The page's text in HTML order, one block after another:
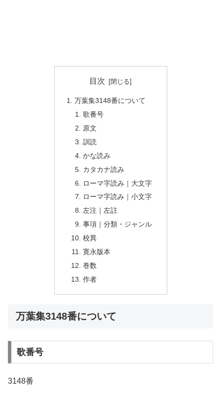
目次
万葉集3148番について
歌番号
原文
訓読
かな読み
カタカナ読み
ローマ字読み｜大文字
ローマ字読み｜小文字
左注｜左註
事項｜分類・ジャンル
校異
寛永版本
巻数
作者
万葉集3148番について
歌番号
3148番